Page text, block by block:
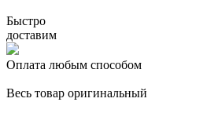
Быстро
доставим
Оплата любым способом
Весь товар оригинальный